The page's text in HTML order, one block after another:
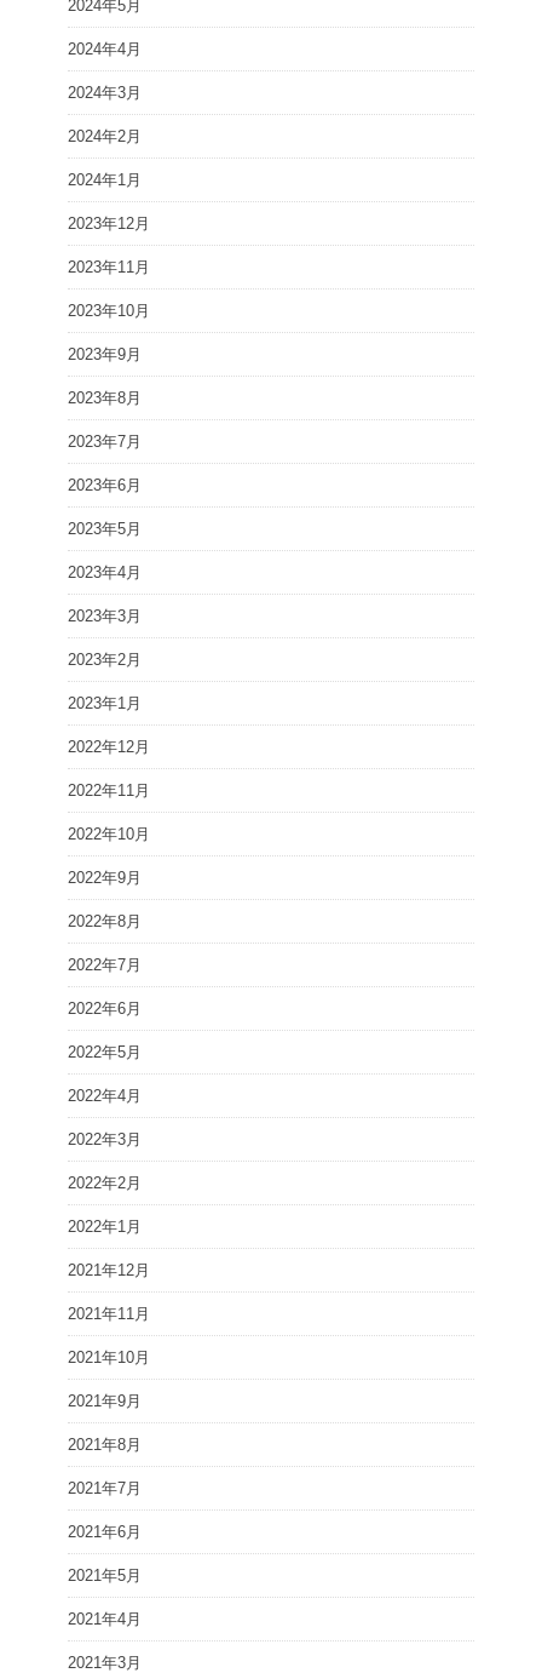
2024年5月
2024年4月
2024年3月
2024年2月
2024年1月
2023年12月
2023年11月
2023年10月
2023年9月
2023年8月
2023年7月
2023年6月
2023年5月
2023年4月
2023年3月
2023年2月
2023年1月
2022年12月
2022年11月
2022年10月
2022年9月
2022年8月
2022年7月
2022年6月
2022年5月
2022年4月
2022年3月
2022年2月
2022年1月
2021年12月
2021年11月
2021年10月
2021年9月
2021年8月
2021年7月
2021年6月
2021年5月
2021年4月
2021年3月